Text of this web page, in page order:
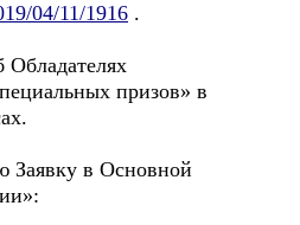
04/11/1916 .
призов» в
в Основной